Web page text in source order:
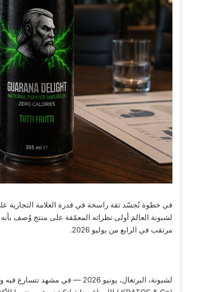
في خطوة تُجسّد ثقة راسخة في قدرة العلامة التجارية
مرتقب في الرابع من يوليو 2026.
لشبونة، البرتغال، يونيو 2026